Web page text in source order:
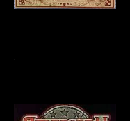
.